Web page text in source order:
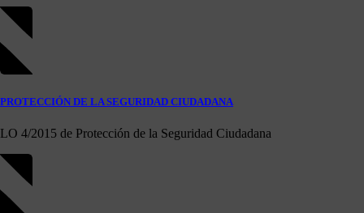
PROTECCIÓN DE LA SEGURIDAD CIUDADANA
LO 4/2015 de Protección de la Seguridad Ciudadana